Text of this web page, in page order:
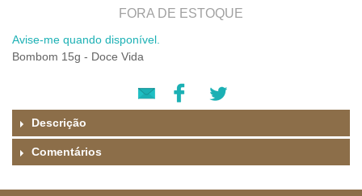
FORA DE ESTOQUE
Avise-me quando disponível.
Bombom 15g - Doce Vida
Descrição
Comentários